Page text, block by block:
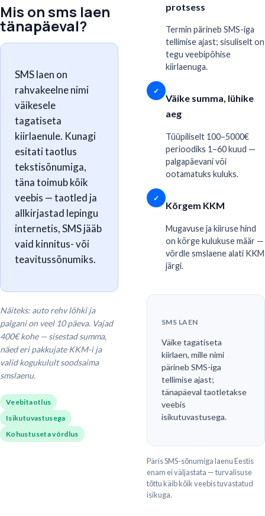
Mis on sms laen
tänapäeval?
SMS laen on
rahvakeelne nimi
väikesele
tagatiseta
kiirlaenule. Kunagi
esitati taotlus
tekstisõnumiga,
täna toimub kõik
veebis — taotled ja
allkirjastad lepingu
internetis, SMS jääb
vaid kinnitus- või
teavitussõnumiks.
Näiteks: auto rehv lõhki ja
palgani on veel 10 päeva. Vajad
400€ kohe — sisestad summa,
näed eri pakkujate KKM-i ja
valid kogukulult soodsaima
smslaenu.
Veebitaotlus
Isikutuvastusega
Kohustuseta võrdlus
protsess
Termin pärineb SMS-iga
tellimise ajast; sisuliselt on
tegu veebipõhise
kiirlaenuga.
✓
Väike summa, lühike
aeg
Tüüpiliselt 100–5000€
perioodiks 1–60 kuud —
palgapäevani või
ootamatuks kuluks.
✓
Kõrgem KKM
Mugavuse ja kiiruse hind
on kõrge kulukuse määr —
võrdle smslaene alati KKM
järgi.
SMS LAEN
Väike tagatiseta
kiirlaen, mille nimi
pärineb SMS-iga
tellimise ajast;
tänapäeval taotletakse
veebis
isikutuvastusega.
Päris SMS-sõnumiga laenu Eestis
enam ei väljastata — turvalisuse
tõttu käib kõik veebis tuvastatud
isikuga.